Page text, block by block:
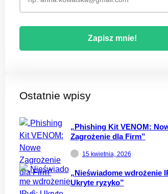
Ostatnie wpisy
„Phishing Kit VENOM:
Zagrożenie dla Firm”
15 kwietnia, 2026
„Nieświadome wdrożenie
Ukryte ryzyko”